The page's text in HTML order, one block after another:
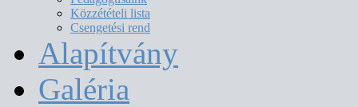
Közzétételi lista
Csengetési rend
Alapítvány
Galéria